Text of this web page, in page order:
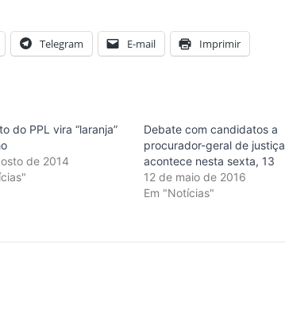
Telegram E-mail Imprimir
do PPL vira “laranja”
de 2014
Debate com candidatos a
procurador-geral de justiça
acontece nesta sexta, 13
12 de maio de 2016
Em "Notícias"